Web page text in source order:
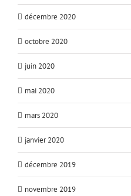
décembre 2020
octobre 2020
juin 2020
mai 2020
mars 2020
janvier 2020
décembre 2019
novembre 2019